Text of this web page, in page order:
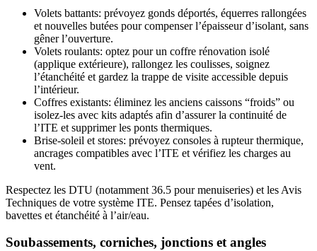
Volets battants: prévoyez gonds déportés, équerres rallongées
et nouvelles butées pour compenser l’épaisseur d’isolant, sans
gêner l’ouverture.
Volets roulants: optez pour un coffre rénovation isolé
(applique extérieure), rallongez les coulisses, soignez
l’étanchéité et gardez la trappe de visite accessible depuis
l’intérieur.
Coffres existants: éliminez les anciens caissons “froids” ou
isolez-les avec kits adaptés afin d’assurer la continuité de
l’ITE et supprimer les ponts thermiques.
Brise-soleil et stores: prévoyez consoles à rupteur thermique,
ancrages compatibles avec l’ITE et vérifiez les charges au
vent.
Respectez les DTU (notamment 36.5 pour menuiseries) et les Avis
Techniques de votre système ITE. Pensez tapées d’isolation,
bavettes et étanchéité à l’air/eau.
Soubassements, corniches, jonctions et angles